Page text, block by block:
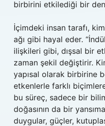
birbirini etkilediği bir
İçimdeki insan tarafı,
ağı gibi hayal eder.
ilişkileri gibi, dışsal bir
zaman şekil değiştirir.
yapısal olarak birbirine
etkenlerle farklı
bu süreç, sadece bir
doğasının da bir
duygular, güçler,